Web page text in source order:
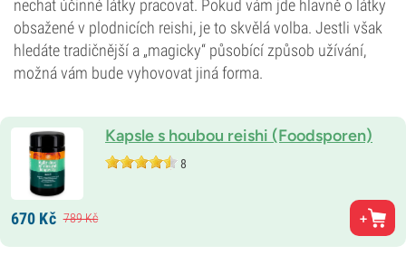
nechat účinné látky pracovat. Pokud vám jde hlavně o látky
obsažené v plodnicích reishi, je to skvělá volba. Jestli však
hledáte tradičnější a „magicky“ působící způsob užívání,
možná vám bude vyhovovat jiná forma.
Kapsle s houbou reishi (Foodsporen)
8
670 Kč 789Kč